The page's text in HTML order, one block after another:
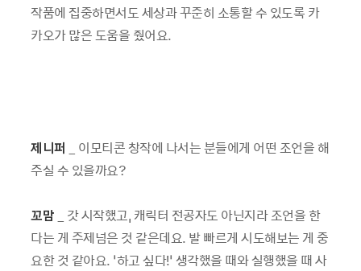
작품에 집중하면서도 세상과 꾸준히 소통할 수 있도록 카
카오가 많은 도움을 줬어요.
제니퍼 _ 이모티콘 창작에 나서는 분들에게 어떤 조언을 해
주실 수 있을까요?
꼬맘 _ 갓 시작했고, 캐릭터 전공자도 아닌지라 조언을 한
다는 게 주제넘은 것 같은데요. 발 빠르게 시도해보는 게 중
요한 것 같아요. ‘하고 싶다!’ 생각했을 때와 실행했을 때 사